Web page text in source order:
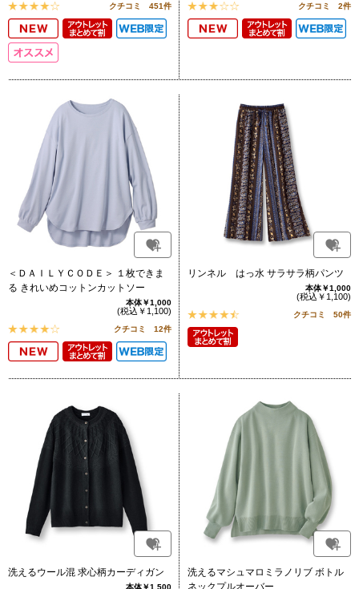
クチコミ 451件 クチコミ 2件
＜ＤＡＩＬＹＣＯＤＥ＞ １枚できま
る きれいめコットンカットソー
本体￥1,000
(税込￥1,100)
クチコミ 12件
リンネル はっ水 サラサラ柄パンツ
本体￥1,000
(税込￥1,100)
クチコミ 50件
洗えるウール混 求心柄カーディガン
本体￥1,500
洗えるマシュマロミラノリブ ボトル
ネックプルオーバー